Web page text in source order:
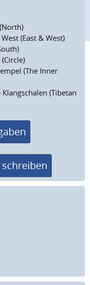
(East & West)
(The Inner
(Tibetan